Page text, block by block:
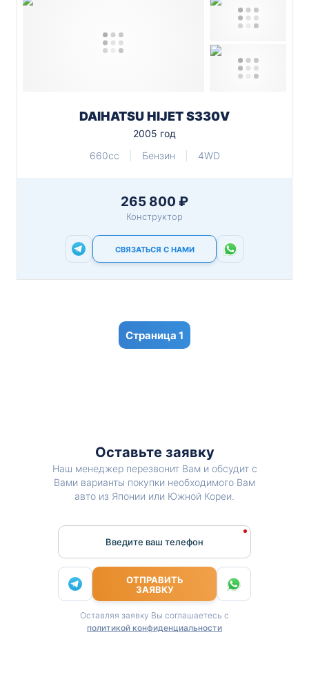
DAIHATSU HIJET S330V
2005 год
660cc
Бензин 4WD
265 800 ₽
Конструктор
СВЯЗАТЬСЯ С НАМИ
1
Оставьте заявку
Наш менеджер перезвонит Вам и обсудит с
Вами варианты покупки необходимого Вам
авто из Японии или Южной Кореи.
Введите ваш телефон
ОТПРАВИТЬ
ЗАЯВКУ
Оставляя заявку Вы соглашаетесь с
политикой конфиденциальности